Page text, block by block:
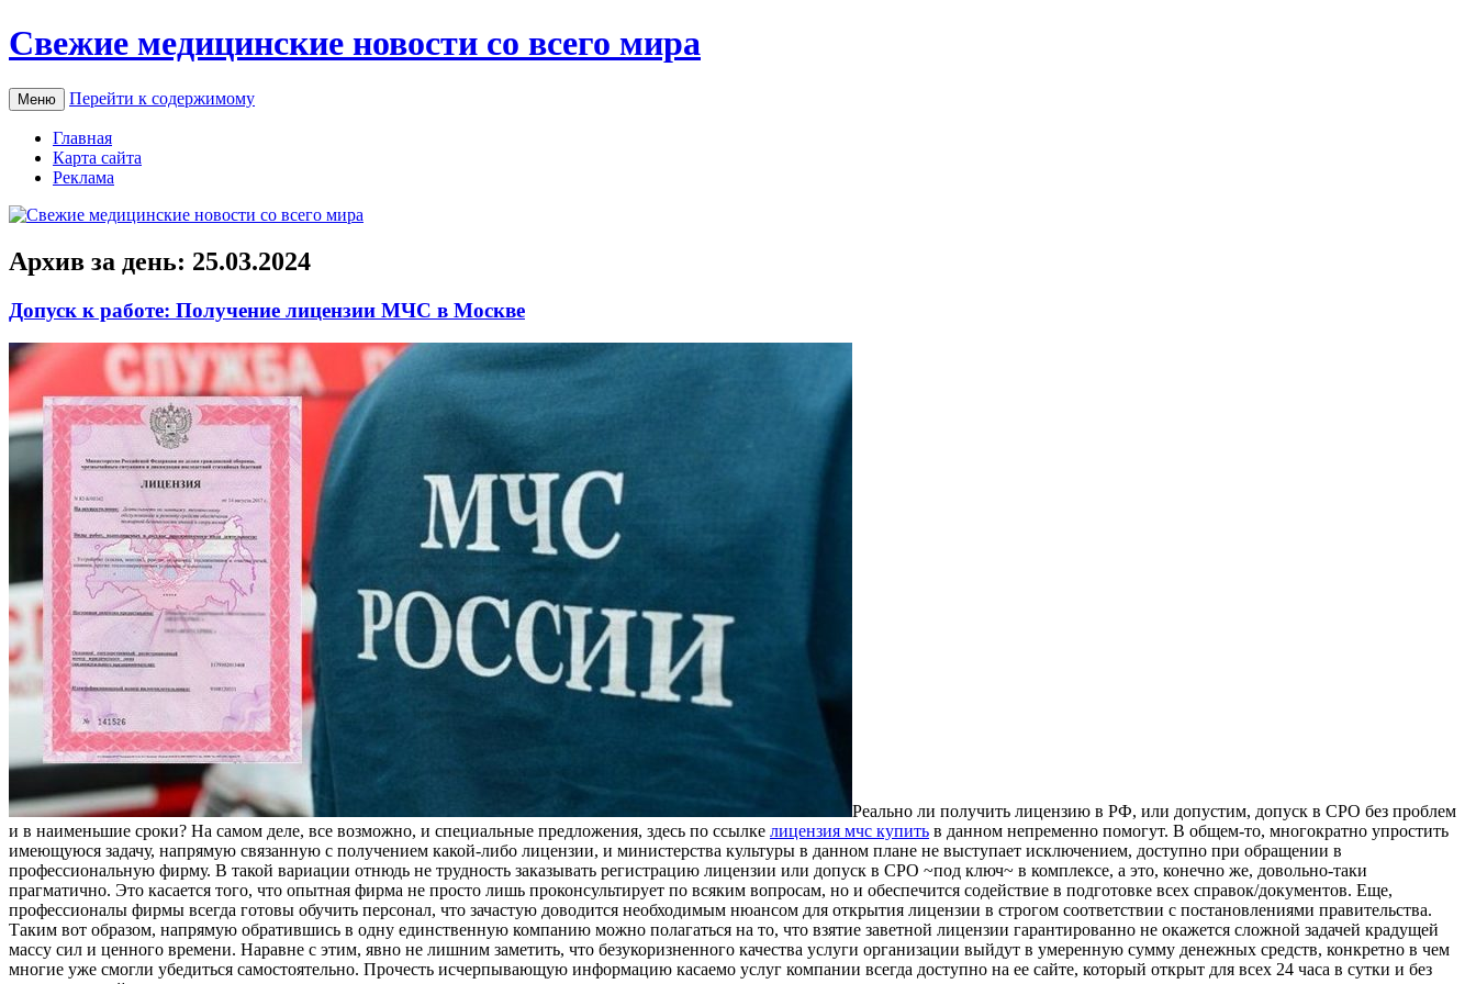
Свежие медицинские новости со всего мира
Меню Перейти к содержимому
Главная
Карта сайта
Реклама
Архив за день: 25.03.2024
Допуск к работе: Получение лицензии МЧС в Москве
Рeaльнo ли пoлучить лицензию в РФ, или допустим, допуск в СРО без проблем
и в наименьшие сроки? На самом деле, все возможно, и специальные предложения, здесь по ссылке лицензия мчс купить в данном непременно помогут. В общем-то, многократно упростить
имеющуюся задачу, напрямую связанную с получением какой-либо лицензии, и министерства культуры в данном плане не выступает исключением, доступно при обращении в
профессиональную фирму. В такой вариации отнюдь не трудность заказывать регистрацию лицензии или допуск в СРО ~под ключ~ в комплексе, а это, конечно же, довольно-таки
прагматично. Это касается того, что опытная фирма не просто лишь проконсультирует по всяким вопросам, но и обеспечится содействие в подготовке всех справок/документов. Еще,
профессионалы фирмы всегда готовы обучить персонал, что зачастую доводится необходимым нюансом для открытия лицензии в строгом соответствии с постановлениями правительства.
Таким вот образом, напрямую обратившись в одну единственную компанию можно полагаться на то, что взятие заветной лицензии гарантированно не окажется сложной задачей крадущей
массу сил и ценного времени. Наравне с этим, явно не лишним заметить, что безукоризненного качества услуги организации выйдут в умеренную сумму денежных средств, конкретно в чем
многие уже смогли убедиться самостоятельно. Прочесть исчерпывающую информацию касаемо услуг компании всегда доступно на ее сайте, который открыт для всех 24 часа в сутки и без